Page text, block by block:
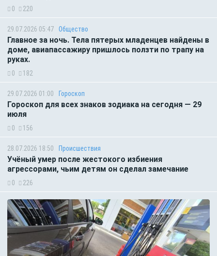
0 220
29.07.2026 05:47 Общество
Главное за ночь. Тела пятерых младенцев найдены в
доме, авиапассажиру пришлось ползти по трапу на
руках.
0 182
29.07.2026 01:00 Гороскоп
Гороскоп для всех знаков зодиака на сегодня — 29
июля
0 156
28.07.2026 18:50 Происшествия
Учёный умер после жестокого избиения
агрессорами, чьим детям он сделал замечание
0 226